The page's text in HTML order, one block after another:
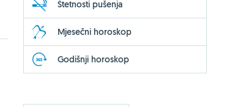
Štetnosti pušenja
Mjesečni horoskop
Godišnji horoskop